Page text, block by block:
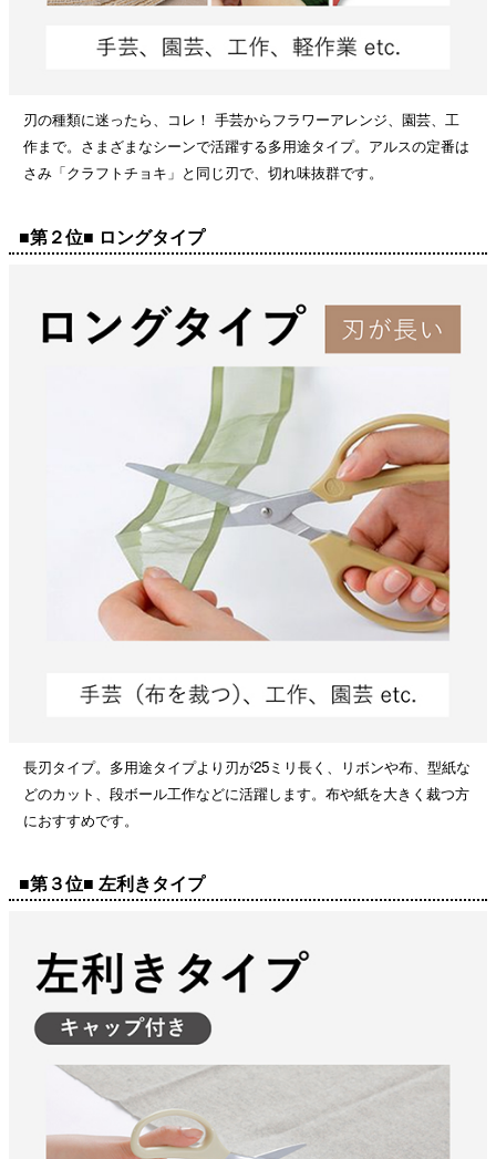
刃の種類に迷ったら、コレ！ 手芸からフラワーアレンジ、園芸、工
作まで。さまざまなシーンで活躍する多用途タイプ。アルスの定番は
さみ「クラフトチョキ」と同じ刃で、切れ味抜群です。
■第２位■ ロングタイプ
長刃タイプ。多用途タイプより刃が25ミリ長く、リボンや布、型紙な
どのカット、段ボール工作などに活躍します。布や紙を大きく裁つ方
におすすめです。
■第３位■ 左利きタイプ